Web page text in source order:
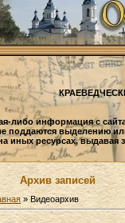
либо информация с
поддаются выделению
иных ресурсах, выдавая
Архив записей
»Видеоархив